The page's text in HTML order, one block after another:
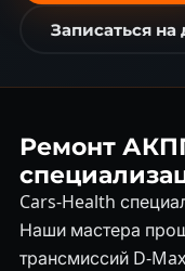
Записаться на
Ремонт
Cars-Health
Наши мастера
трансмиссий D-